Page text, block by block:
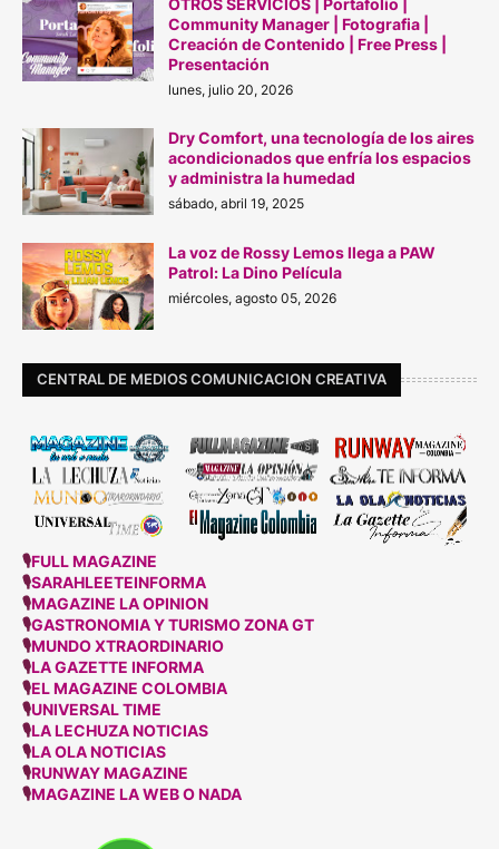
Community Manager | Fotografia |
Creación de Contenido | Free Press |
Presentación
lunes, julio 20, 2026
Dry Comfort, una tecnología de los aires
acondicionados que enfría los espacios
y administra la humedad
sábado, abril 19, 2025
La voz de Rossy Lemos llega a PAW
Patrol: La Dino Película
miércoles, agosto 05, 2026
CENTRAL DE MEDIOS COMUNICACION CREATIVA
🎙FULL MAGAZINE
🎙SARAHLEETEINFORMA
🎙MAGAZINE LA OPINION
🎙GASTRONOMIA Y TURISMO ZONA GT
🎙MUNDO XTRAORDINARIO
🎙LA GAZETTE INFORMA
🎙EL MAGAZINE COLOMBIA
🎙UNIVERSAL TIME
🎙LA LECHUZA NOTICIAS
🎙LA OLA NOTICIAS
🎙RUNWAY MAGAZINE
🎙MAGAZINE LA WEB O NADA